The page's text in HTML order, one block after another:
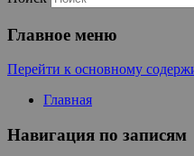
Главное меню
Перейти к основному
Главная
Навигация по записям